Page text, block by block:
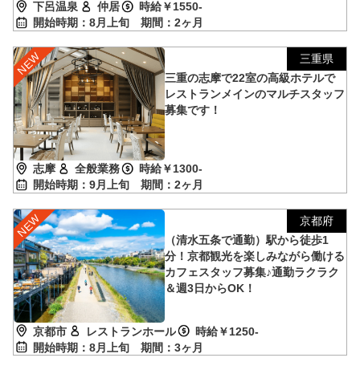
下呂温泉 仲居
時給￥1550-
開始時期：8月上旬 期間：2ヶ月
三重県
三重の志摩で22室の高級ホテルで
レストランメインのマルチスタッフ
募集です！
志摩 全般業務
時給￥1300-
開始時期：9月上旬 期間：2ヶ月
京都府
（清水五条で通勤）駅から徒歩1
分！京都観光を楽しみながら働ける
カフェスタッフ募集♪通勤ラクラク
＆週3日からOK！
京都市 レストランホール
時給￥1250-
開始時期：8月上旬 期間：3ヶ月